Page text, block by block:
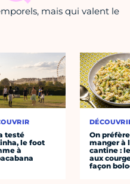
mais qui valent le
testé
le foot
à
On préfère
manger à
cantine :
aux
façon